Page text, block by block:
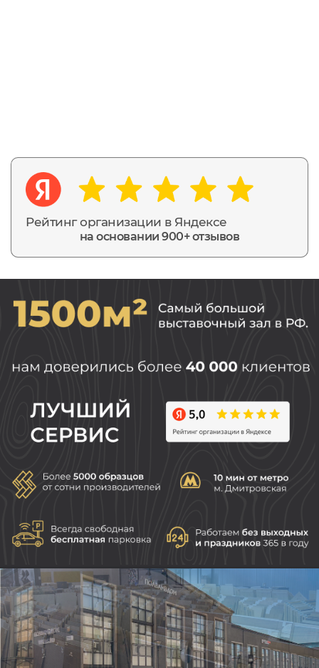
Рейтинг организации в Яндексе
на основании 900+ отзывов